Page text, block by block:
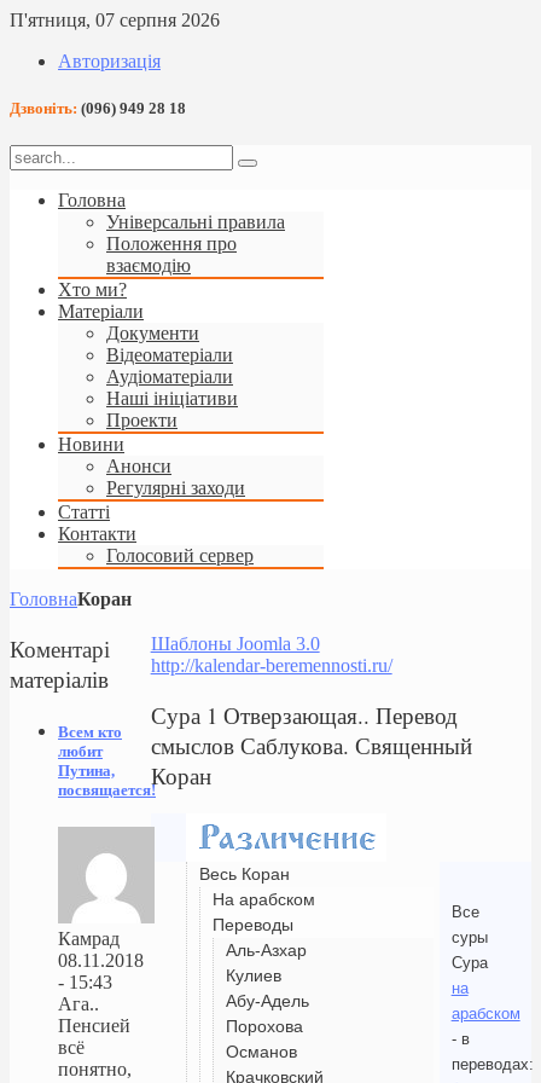
П'ятниця, 07 серпня 2026
Авторизація
Дзвоніть: (096) 949 28 18
Головна
Універсальні правила
Положення про
взаємодію
Хто ми?
Матеріали
Документи
Відеоматеріали
Аудіоматеріали
Наші ініціативи
Проекти
Новини
Анонси
Регулярні заходи
Статті
Контакти
Голосовий сервер
ГоловнаКоран
Шаблоны Joomla 3.0
http://kalendar-beremennosti.ru/
Сура 1 Отверзающая.. Перевод
смыслов Саблукова. Священный
Коран
Весь Коран
На арабском
Переводы
Аль-Азхар
Кулиев
Абу-Адель
Порохова
Османов
Крачковский
Все
суры
Сура
на
арабском
- в
переводах:
Коментарі
матеріалів
Всем кто
любит
Путина,
посвящается!
Камрад
08.11.2018
- 15:43
Ага..
Пенсией
всё
понятно,